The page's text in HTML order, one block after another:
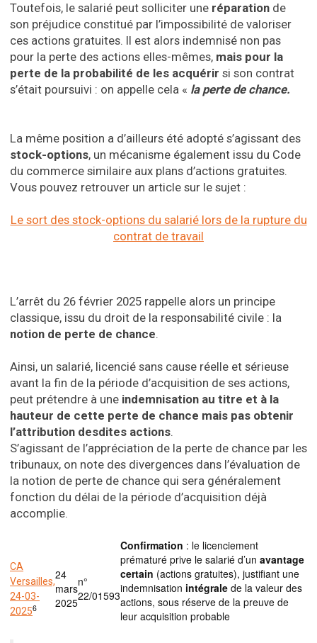
Toutefois, le salarié peut solliciter une réparation de
son préjudice constitué par l’impossibilité de valoriser
ces actions gratuites. Il est alors indemnisé non pas
pour la perte des actions elles-mêmes, mais pour la
perte de la probabilité de les acquérir si son contrat
s’était poursuivi : on appelle cela « la perte de chance.
La même position a d’ailleurs été adopté s’agissant des
stock-options, un mécanisme également issu du Code
du commerce similaire aux plans d’actions gratuites.
Vous pouvez retrouver un article sur le sujet :
Le sort des stock-options du salarié lors de la rupture du
contrat de travail
L’arrêt du 26 février 2025 rappelle alors un principe
classique, issu du droit de la responsabilité civile : la
notion de perte de chance.
Ainsi, un salarié, licencié sans cause réelle et sérieuse
avant la fin de la période d’acquisition de ses actions,
peut prétendre à une indemnisation au titre et à la
hauteur de cette perte de chance mais pas obtenir
l’attribution desdites actions.
S’agissant de l’appréciation de la perte de chance par les
tribunaux, on note des divergences dans l’évaluation de
la notion de perte de chance qui sera généralement
fonction du délai de la période d’acquisition déjà
accomplie.
CA
Versailles,
24-03-
20256
24
mars
2025
n°
22/01593
Confirmation : le licenciement
prématuré prive le salarié d’un avantage
certain (actions gratuites), justifiant une
indemnisation intégrale de la valeur des
actions, sous réserve de la preuve de
leur acquisition probable